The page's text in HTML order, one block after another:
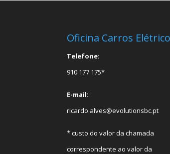
Oficina Carros
Telefone:
910 177 175*
E-mail:
ricardo.alves@evolutionsbc.pt
* custo do valor da chamada
correspondente ao valor da